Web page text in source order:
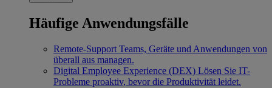
Häufige Anwendungsfälle
Remote-Support Teams, Geräte und Anwendungen von
überall aus managen.
Digital Employee Experience (DEX) Lösen Sie IT-
Probleme proaktiv, bevor die Produktivität leidet.